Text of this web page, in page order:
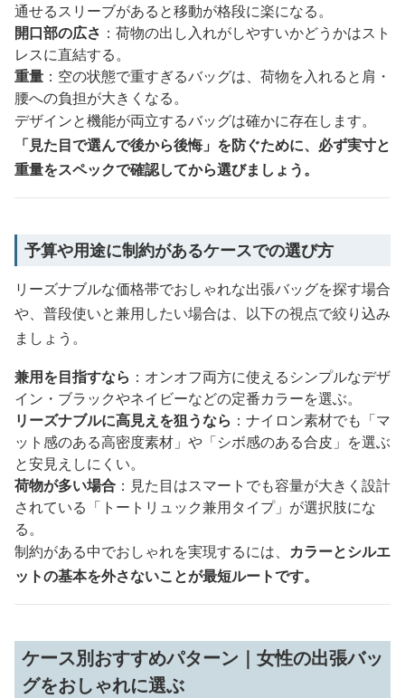
通せるスリーブがあると移動が格段に楽になる。
開口部の広さ ：荷物の出し入れがしやすいかどうかはスト
レスに直結する。
重量 ：空の状態で重すぎるバッグは、荷物を入れると肩・
腰への負担が大きくなる。
デザインと機能が両立するバッグは確かに存在します。
「見た目で選んで後から後悔」を防ぐために、必ず実寸と
重量をスペックで確認してから選びましょう。
予算や用途に制約があるケースでの選び方
リーズナブルな価格帯でおしゃれな出張バッグを探す場合
や、普段使いと兼用したい場合は、以下の視点で絞り込み
ましょう。
兼用を目指すなら ：オンオフ両方に使えるシンプルなデザ
イン・ブラックやネイビーなどの定番カラーを選ぶ。
リーズナブルに高見えを狙うなら ：ナイロン素材でも「マ
ット感のある高密度素材」や「シボ感のある合皮」を選ぶ
と安見えしにくい。
荷物が多い場合 ：見た目はスマートでも容量が大きく設計
されている「トートリュック兼用タイプ」が選択肢にな
る。
制約がある中でおしゃれを実現するには、 カラーとシルエ
ットの基本を外さないことが最短ルートです。
ケース別おすすめパターン｜女性の出張バッ
グをおしゃれに選ぶ